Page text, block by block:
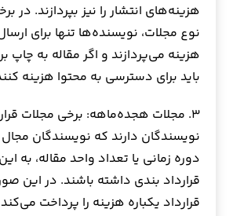
هزینه‌های انتشار را نیز بپردازند. در
نوع مجلات، نویسنده‌ها تنها برای
هزینه می‌پردازند و اگر مقاله به چاپ
باید برای دسترسی به محتوا هزینه
۳. مجلات هجده‌ماهه: برخی مجلات
نویسندگان دارند که نویسندگان مجال
دوره زمانی یا تعداد واحد مقاله، به
قرارداد بندی داشته باشند. در این
قرارداد یکباره هزینه را پرداخت